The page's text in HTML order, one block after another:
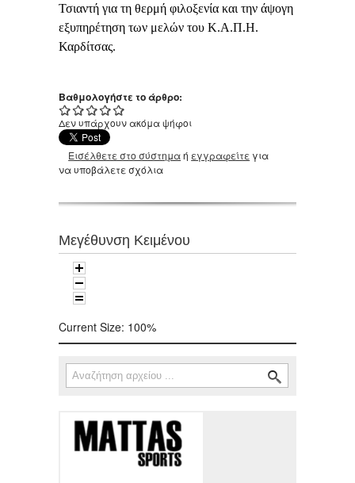
Τσιαντή για τη θερμή φιλοξενία και την άψογη
εξυπηρέτηση των μελών του Κ.Α.Π.Η.
Καρδίτσας.
Βαθμολογήστε το άρθρο:
Δεν υπάρχουν ακόμα ψήφοι
Εισέλθετε στο σύστημαή εγγραφείτε για
να υποβάλετε σχόλια
Μεγέθυνση Κειμένου
Current Size: 100%
Φόρμα αναζήτησης
Αναζήτηση